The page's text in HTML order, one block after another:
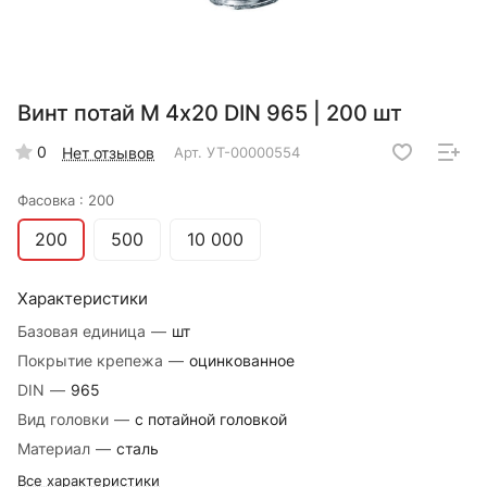
Винт потай М 4х20 DIN 965 | 200 шт
0 Нет отзывов Арт. УТ-00000554
Фасовка : 200
200 500 10 000
Характеристики
Базовая единица — шт
Покрытие крепежа — оцинкованное
DIN — 965
Вид головки — с потайной головкой
Материал — сталь
Все характеристики